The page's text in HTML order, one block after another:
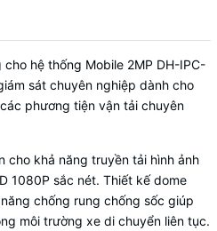
hệ thống Mobile 2MP DH-IPC-
sát chuyên nghiệp dành cho
phương tiện vận tải chuyên
cho khả năng truyền tải hình ảnh
1080P sắc nét. Thiết kế dome
chống rung chống sốc giúp
môi trường xe di chuyển liên tục.